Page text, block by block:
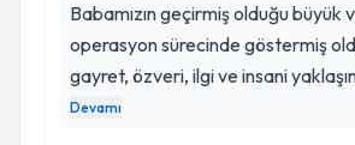
Babamızın geçirmiş olduğu büyük
operasyon sürecinde göstermiş
gayret, özveri, ilgi ve insani
nedeniyle Dr. Abdurrahman
Onkoloji Eğitim ve Araştırma
Devamı